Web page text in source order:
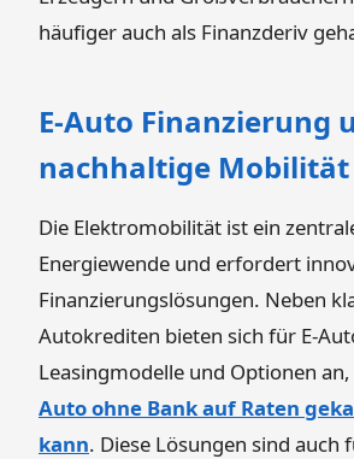
häufiger auch als Finanzderiv
E-Auto Finanzierung
nachhaltige Mobilität
Die Elektromobilität ist ein
Energiewende und erfordert
Finanzierungslösungen. Neben
Autokrediten bieten sich für E-
Leasingmodelle und Optionen
Auto ohne Bank auf Raten
kann. Diese Lösungen sind auch